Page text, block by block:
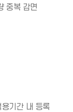
중복 감면
기간 내 등록